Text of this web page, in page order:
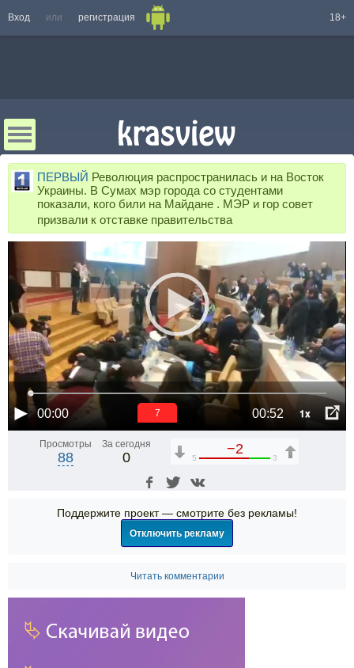
Вход или регистрация 18+
ПЕРВЫЙ Революция распространилась и на Восток
Украины. В Сумах мэр города со студентами
показали, кого били на Майдане . МЭР и гор совет
призвали к отставке правительства
00:00 00:52 1x
6
Просмотры
88
За сегодня
0
−2
5 3
Поддержите проект — смотрите без рекламы!
Отключить рекламу
Читать комментарии